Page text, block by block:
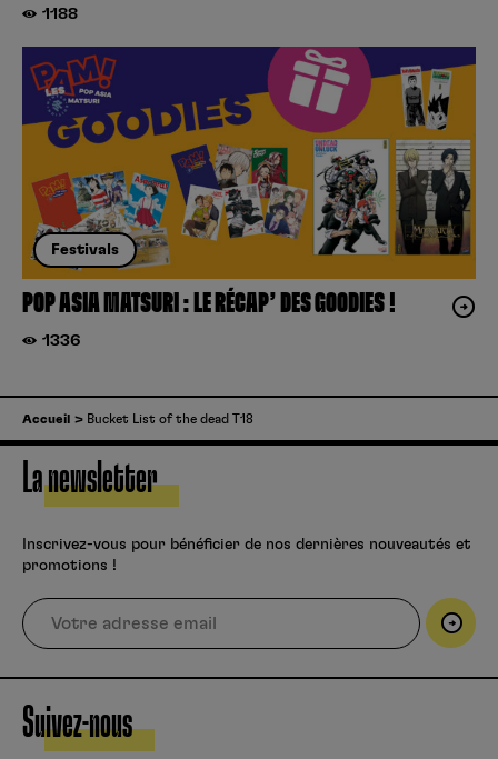
1188
Festivals
POP ASIA MATSURI : LE RÉCAP’ DES GOODIES !
1336
Accueil Bucket List of the dead T18
La newsletter
Inscrivez-vous pour bénéficier de nos dernières nouveautés et
promotions !
Suivez-nous